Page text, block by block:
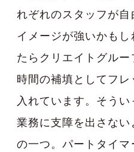
れぞれのスタッフが
イメージが強いかも
たらクリエイトグル
時間の補填としてフ
入れています。そうい
業務に支障を出さな
の一つ。パートタイ